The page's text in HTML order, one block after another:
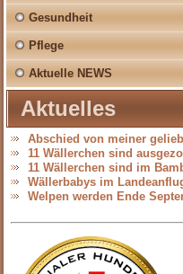
Gesundheit
Pflege
Aktuelle NEWS
Aktuelles
Abschied von meiner
11 Wällerchen sind
11 Wällerchen sind im
Wällerbabys im
Welpen werden Ende